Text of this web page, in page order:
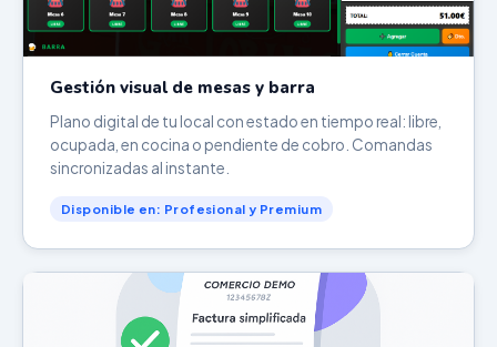
Gestión visual de mesas y barra
Plano digital de tu local con estado en tiempo real: libre,
ocupada, en cocina o pendiente de cobro. Comandas
sincronizadas al instante.
Disponible en: Profesional y Premium